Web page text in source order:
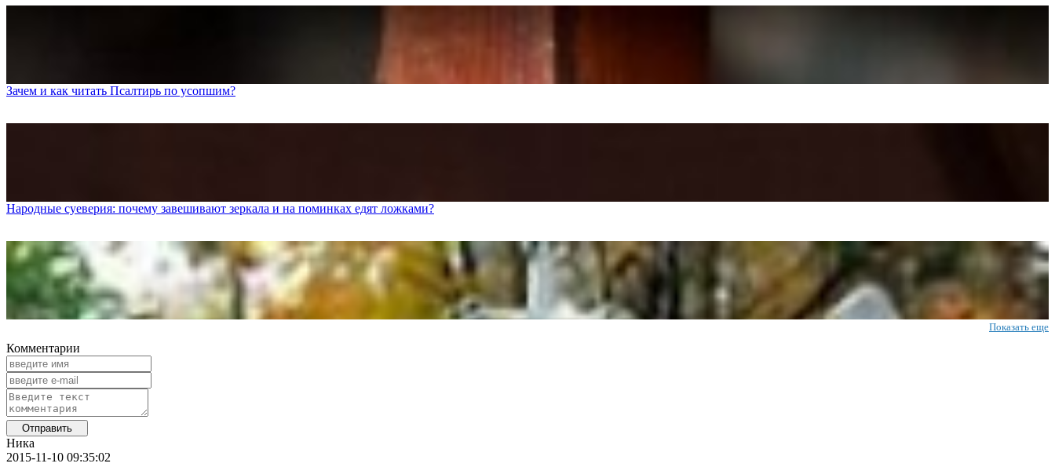
Зачем и как читать Псалтирь по усопшим?
Народные суеверия: почему завешивают зеркала и на поминках едят ложками?
Показать еще
Комментарии
Ника
2015-11-10 09:35:02